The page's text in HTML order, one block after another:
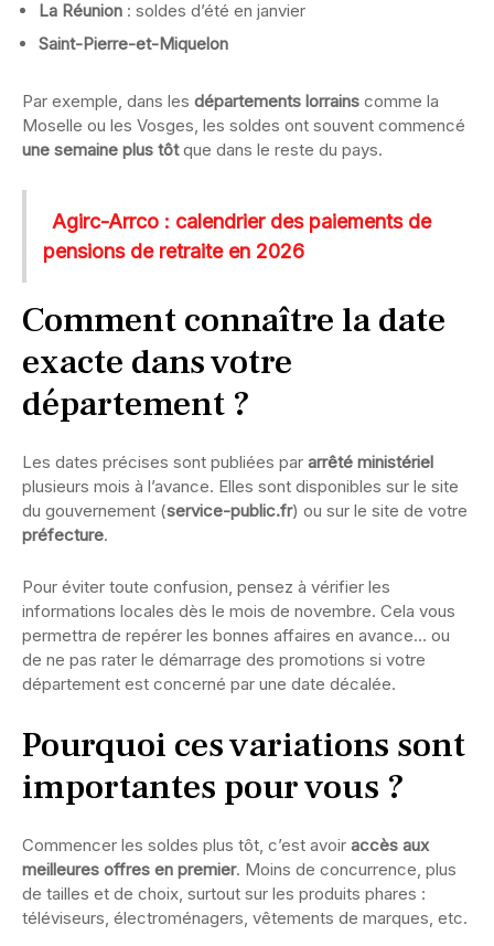
La Réunion : soldes d’été en janvier
Saint-Pierre-et-Miquelon
Par exemple, dans les départements lorrains comme la
Moselle ou les Vosges, les soldes ont souvent commencé
une semaine plus tôtque dans le reste du pays.
Agirc-Arrco : calendrier des paiements de
pensions de retraite en 2026
Comment connaître la date
exacte dans votre
département ?
Les dates précises sont publiées par arrêté ministériel
plusieurs mois à l’avance. Elles sont disponibles sur le site
du gouvernement (service-public.fr) ou sur le site de votre
préfecture.
Pour éviter toute confusion, pensez à vérifier les
informations locales dès le mois de novembre. Cela vous
permettra de repérer les bonnes affaires en avance… ou
de ne pas rater le démarrage des promotions si votre
département est concerné par une date décalée.
Pourquoi ces variations sont
importantes pour vous ?
Commencer les soldes plus tôt, c’est avoir accès aux
meilleures offres en premier. Moins de concurrence, plus
de tailles et de choix, surtout sur les produits phares :
téléviseurs, électroménagers, vêtements de marques, etc.